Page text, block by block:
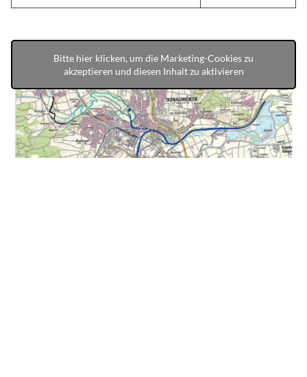
Bitte hier klicken, um die Marketing-Cookies zu
akzeptieren und diesen Inhalt zu aktivieren